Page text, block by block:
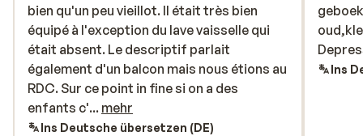
bien qu'un peu vieillot. Il était très bien
équipé à l'exception du lave vaisselle qui
était absent. Le descriptif parlait
également d'un balcon mais nous étions au
RDC. Sur ce point in fine si on a des
enfants c'est mieux car il y avait en plus un
accès direct à un petit parc de jeux. Les
bien qu'un peu vieillot. Il était très bien
équipé à l'exception du lave vaisselle qui
était absent. Le descriptif parlait
également d'un balcon mais nous étions au
RDC. Sur ce point in fine si on a des
enfants c'... mehr
Ins Deutsche übersetzen (DE)
Ins